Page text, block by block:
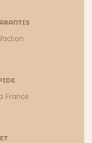
France